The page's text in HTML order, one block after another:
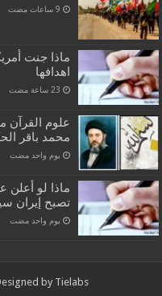
ماذا جنت
اهدافها
علوم القرآن
محمد باقر
‏يوم واحد مضت
ماذا لو
تصبح إيران
‏يوم واحد مضت
by Tielabs